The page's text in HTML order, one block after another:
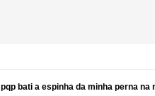
pqp bati a espinha da minha perna na